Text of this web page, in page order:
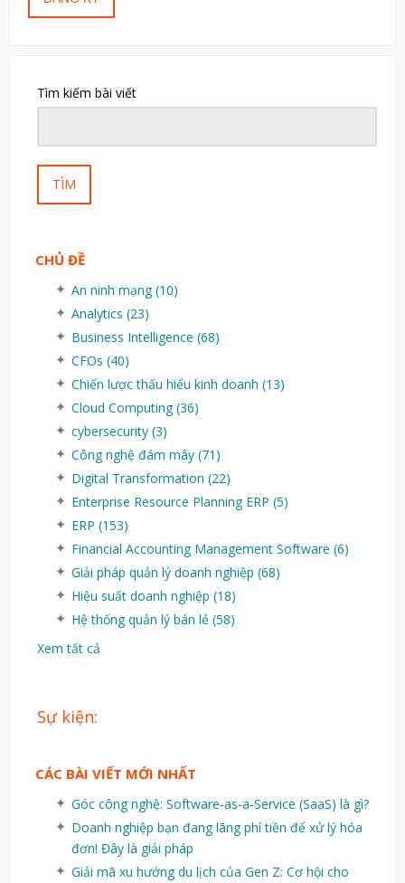
Tìm kiếm bài viết
TÌM
CHỦ ĐỀ
An ninh mạng(10)
Analytics (23)
Business Intelligence (68)
CFOs (40)
Chiến lược thấu hiểu kinh doanh (13)
Cloud Computing(36)
cybersecurity (3)
Công nghệ đám mây (71)
Digital Transformation (22)
Enterprise Resource Planning ERP (5)
ERP (153)
Financial Accounting Management Software (6)
Giải pháp quản lý doanh nghiệp (68)
Hiệu suất doanh nghiệp (18)
Hệ thống quản lý bán lẻ (58)
Xem tất cả
Sự kiện:
CÁC BÀI VIẾT MỚI NHẤT
Góc công nghệ: Software-as-a-Service (SaaS) là gì?
Doanh nghiệp bạn đang lãng phí tiền để xử lý hóa
đơn! Đây là giải pháp
Giải mã xu hướng du lịch của Gen Z: Cơ hội cho